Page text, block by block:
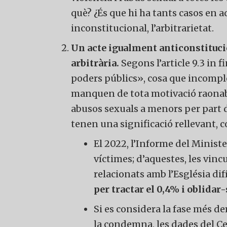
què? ¿És que hi ha tants casos
inconstitucional, l’arbitrarietat.
Un acte igualment
arbitrària. Segons l’article 9.3 in
poders públics», cosa que
manquen de tota motivació
abusos sexuals a menors per part
tenen una significació rellevant,
El 2022, l’Informe del
víctimes; d’aquestes, les
relacionats amb l’Església
per tractar el 0,4% i oblidar-
Si es considera la fase més
la condemna, les dades del